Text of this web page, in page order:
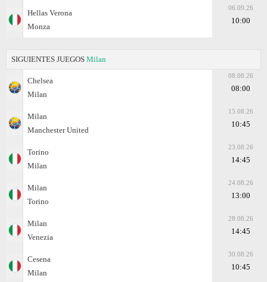
Hellas Verona
Monza
06.09.26
10:00
SIGUIENTES JUEGOS Milan
Chelsea
Milan
08.08.26
08:00
Milan
Manchester United
15.08.26
10:45
Torino
Milan
23.08.26
14:45
Milan
Torino
24.08.26
13:00
Milan
Venezia
28.08.26
14:45
Cesena
Milan
30.08.26
10:45